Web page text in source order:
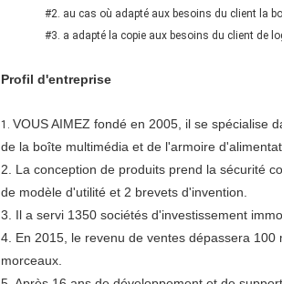
#2. au cas où adapté aux besoins du client la boîte
#3. a adapté la copie aux besoins du client de logo
Profil d'entreprise
1. VOUS AIMEZ fondé en 2005, il se spécialise
de la boîte multimédia et de l'armoire
2. La conception de produits prend la sécurité
de modèle d'utilité et 2 brevets d'invention.
3. Il a servi 1350 sociétés d'investissement
4. En 2015, le revenu de ventes dépassera
morceaux.